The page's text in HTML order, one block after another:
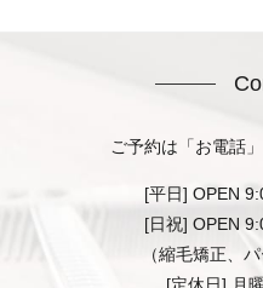
ご予約は「お電話
[平日] OPEN
[日祝] OPEN
（縮毛矯正、
[定休日] 月